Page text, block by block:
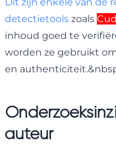
detectietools zoals
inhoud goed te
worden ze gebruikt
en
auteur